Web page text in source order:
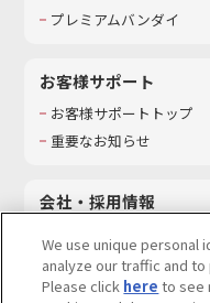
プレミアムバンダイ
お客様サポート
お客様サポートトップ
重要なお知らせ
会社・採用情報
採用情報
サステナビリティ
We use unique personal
analyze our traffic and
Please click here to see